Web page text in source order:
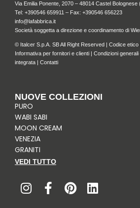
Via Emilia Ponente, 2070 – 48014 Castel Bolognese
Tel: +390546 659911 – Fax: +390546 656223
info@lafabbrica.it
Società soggetta a direzione e coordinamento di
© Italcer S.p.A. SB All Right Reserved | Codice etico
Informativa per fornitori e clienti | Condizioni generali
integrata | Contatti
NUOVE COLLEZIONI
PURO
WABI SABI
MOON CREAM
VENEZIA
GRANITI
VEDI TUTTO
n
s
a
c
i
n
i
n